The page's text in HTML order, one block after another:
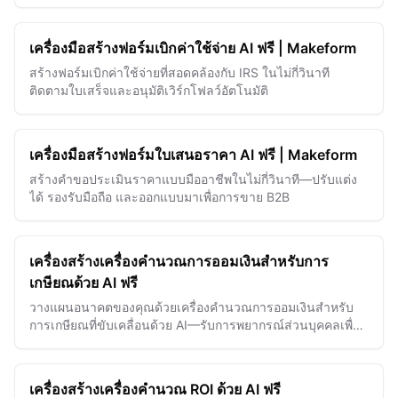
เครื่องมือสร้างฟอร์มเบิกค่าใช้จ่าย AI ฟรี | Makeform
สร้างฟอร์มเบิกค่าใช้จ่ายที่สอดคล้องกับ IRS ในไม่กี่วินาที
ติดตามใบเสร็จและอนุมัติเวิร์กโฟลว์อัตโนมัติ
เครื่องมือสร้างฟอร์มใบเสนอราคา AI ฟรี | Makeform
สร้างคำขอประเมินราคาแบบมืออาชีพในไม่กี่วินาที—ปรับแต่ง
ได้ รองรับมือถือ และออกแบบมาเพื่อการขาย B2B
เครื่องสร้างเครื่องคำนวณการออมเงินสำหรับการ
เกษียณด้วย AI ฟรี
วางแผนอนาคตของคุณด้วยเครื่องคำนวณการออมเงินสำหรับ
การเกษียณที่ขับเคลื่อนด้วย AI—รับการพยากรณ์ส่วนบุคคลเพื่อ
เครื่องสร้างเครื่องคำนวณ ROI ด้วย AI ฟรี